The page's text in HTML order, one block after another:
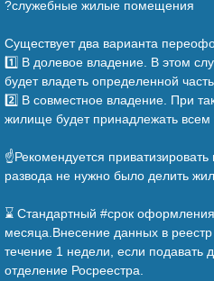
?служебные жилые помещения
Существует два варианта
1️⃣ В долевое владение. В этом
будет владеть определенной
2️⃣ В совместное владение. При
жилище будет принадлежать всем
☝️Рекомендуется
развода не нужно было делить
⌛ Стандартный #срок
месяца.Внесение данных в
течение 1 недели, если подавать
отделение Росреестра.